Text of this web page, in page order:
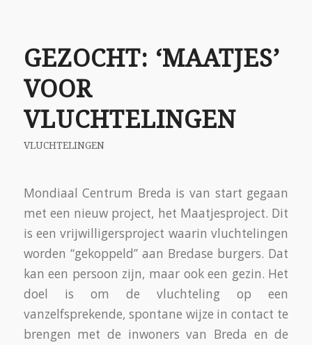
GEZOCHT: ‘MAATJES’
VOOR
VLUCHTELINGEN
VLUCHTELINGEN
Mondiaal Centrum Breda is van start gegaan
met een nieuw project, het Maatjesproject. Dit
is een vrijwilligersproject waarin vluchtelingen
worden “gekoppeld” aan Bredase burgers. Dat
kan een persoon zijn, maar ook een gezin. Het
doel is om de vluchteling op een
vanzelfsprekende, spontane wijze in contact te
brengen met de inwoners van Breda en de